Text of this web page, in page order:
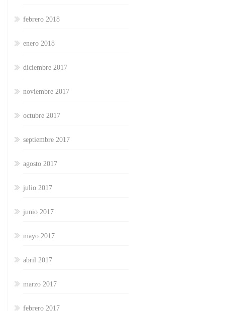
febrero 2018
enero 2018
diciembre 2017
noviembre 2017
octubre 2017
septiembre 2017
agosto 2017
julio 2017
junio 2017
mayo 2017
abril 2017
marzo 2017
febrero 2017